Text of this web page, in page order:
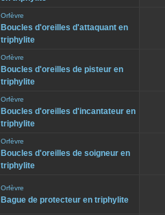
Orfèvre
Boucles d'oreilles d'attaquant en
triphylite
Orfèvre
Boucles d'oreilles de pisteur en
triphylite
Orfèvre
Boucles d'oreilles d'incantateur en
triphylite
Orfèvre
Boucles d'oreilles de soigneur en
triphylite
Orfèvre
Bague de protecteur en triphylite